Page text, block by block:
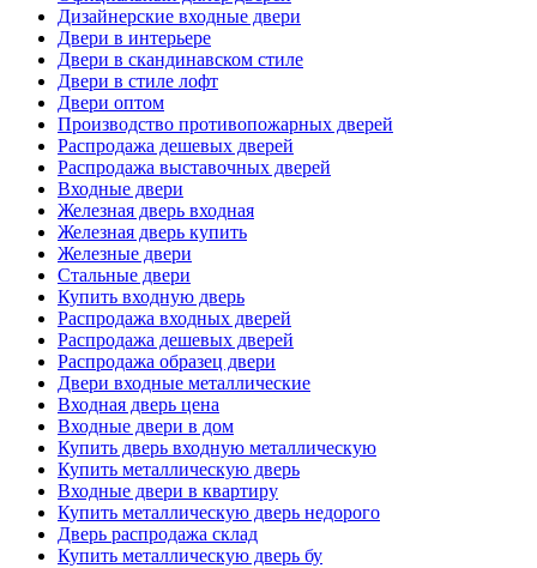
Дизайнерские входные двери
Двери в интерьере
Двери в скандинавском стиле
Двери в стиле лофт
Двери оптом
Производство противопожарных дверей
Распродажа дешевых дверей
Распродажа выставочных дверей
Входные двери
Железная дверь входная
Железная дверь купить
Железные двери
Стальные двери
Купить входную дверь
Распродажа входных дверей
Распродажа дешевых дверей
Распродажа образец двери
Двери входные металлические
Входная дверь цена
Входные двери в дом
Купить дверь входную металлическую
Купить металлическую дверь
Входные двери в квартиру
Купить металлическую дверь недорого
Дверь распродажа склад
Купить металлическую дверь бу